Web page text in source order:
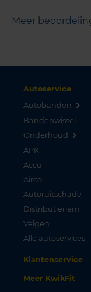
Meer
Autoservice
Autobanden
Bandenwissel
Onderhoud
APK
Accu
Airco
Autoruitschade
Distributieriem
Velgen
Alle autoservices
Klantenservice
Meer KwikFit